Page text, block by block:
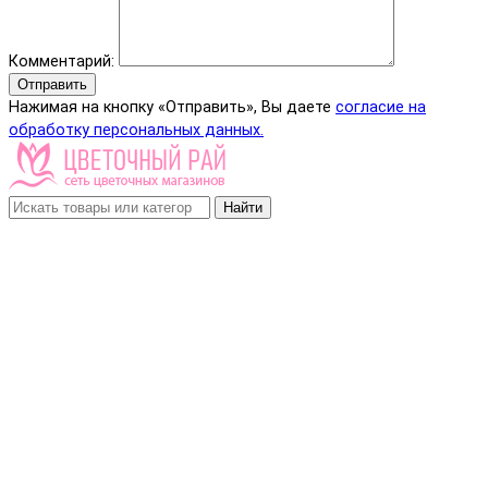
Комментарий:
Отправить
Нажимая на кнопку «Отправить», Вы даете согласие на
обработку персональных данных.
Найти